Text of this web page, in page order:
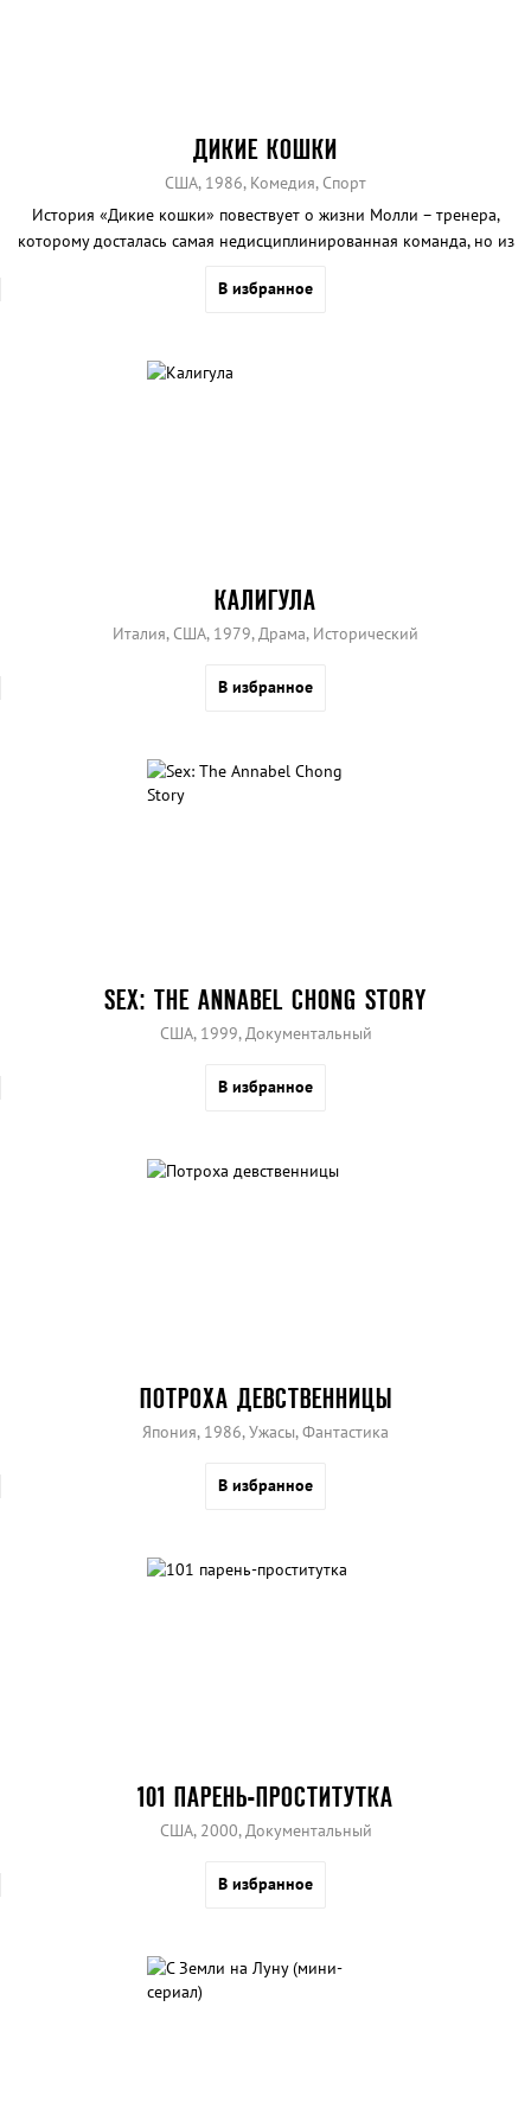
ДИКИЕ КОШКИ
США, 1986, Комедия, Спорт
История «Дикие кошки» повествует о жизни Молли – тренера,
которому досталась самая недисциплинированная команда, но из
В избранное
КАЛИГУЛА
Италия, США, 1979, Драма, Исторический
В избранное
SEX: THE ANNABEL CHONG STORY
США, 1999, Документальный
В избранное
ПОТРОХА ДЕВСТВЕННИЦЫ
Япония, 1986, Ужасы, Фантастика
В избранное
101 ПАРЕНЬ-ПРОСТИТУТКА
США, 2000, Документальный
В избранное